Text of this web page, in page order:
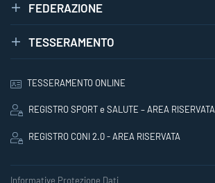
FEDERAZIONE
TESSERAMENTO
TESSERAMENTO ONLINE
REGISTRO SPORT e SALUTE – AREA RISERVATA
REGISTRO CONI 2.0 - AREA RISERVATA
Informative Protezione Dati